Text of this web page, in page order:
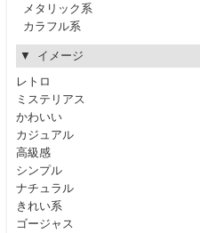
メタリック系
カラフル系
イメージ
レトロ
ミステリアス
かわいい
カジュアル
高級感
シンプル
ナチュラル
きれい系
ゴージャス